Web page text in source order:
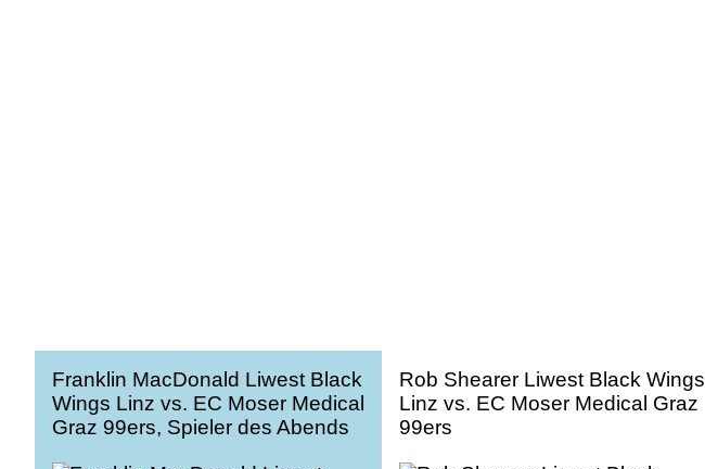
Franklin MacDonald Liwest Black
Wings Linz vs. EC Moser Medical
Graz 99ers, Spieler des Abends
Rob Shearer Liwest Black Wings
Linz vs. EC Moser Medical Graz
99ers